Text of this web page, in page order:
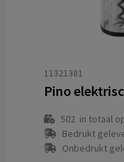
11321381
502in totaal
Bedrukt
Onbedrukt